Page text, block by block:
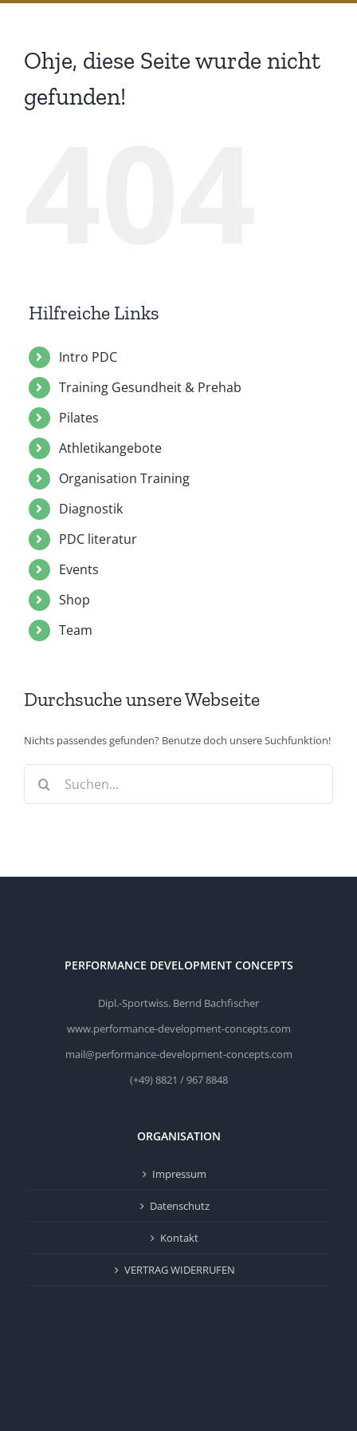
Ohje, diese Seite wurde nicht
gefunden!
Hilfreiche Links
Intro PDC
Training Gesundheit & Prehab
Pilates
Athletikangebote
Organisation Training
Diagnostik
PDC literatur
Events
Shop
Team
Durchsuche unsere Webseite
Nichts passendes gefunden? Benutze doch unsere Suchfunktion!
Suche
nach:
PERFORMANCE DEVELOPMENT CONCEPTS
Dipl.-Sportwiss. Bernd Bachfischer
www.performance-development-concepts.com
mail@performance-development-concepts.com
(+49) 8821 / 967 8848
ORGANISATION
Impressum
Datenschutz
Kontakt
VERTRAG WIDERRUFEN